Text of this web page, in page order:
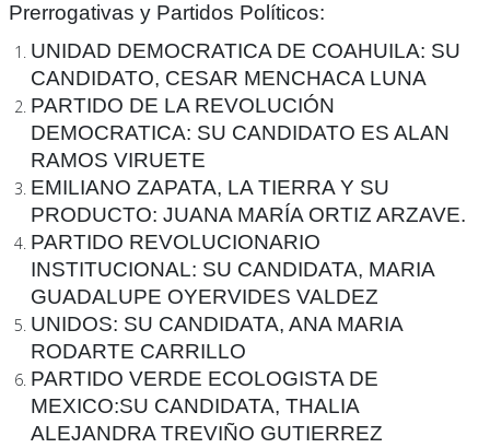
Prerrogativas y Partidos Políticos:
UNIDAD DEMOCRATICA DE COAHUILA: SU
CANDIDATO, CESAR MENCHACA LUNA
PARTIDO DE LA REVOLUCIÓN
DEMOCRATICA: SU CANDIDATO ES ALAN
RAMOS VIRUETE
EMILIANO ZAPATA, LA TIERRA Y SU
PRODUCTO: JUANA MARÍA ORTIZ ARZAVE.
PARTIDO REVOLUCIONARIO
INSTITUCIONAL: SU CANDIDATA, MARIA
GUADALUPE OYERVIDES VALDEZ
UNIDOS: SU CANDIDATA, ANA MARIA
RODARTE CARRILLO
PARTIDO VERDE ECOLOGISTA DE
MEXICO:SU CANDIDATA, THALIA
ALEJANDRA TREVIÑO GUTIERREZ